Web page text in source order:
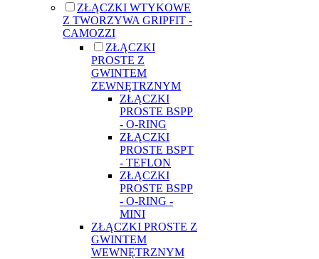
ZŁĄCZKI WTYKOWE
Z TWORZYWA GRIPFIT -
CAMOZZI
ZŁĄCZKI
PROSTE Z
GWINTEM
ZEWNĘTRZNYM
ZŁĄCZKI
PROSTE BSPP
- O-RING
ZŁĄCZKI
PROSTE BSPT
- TEFLON
ZŁĄCZKI
PROSTE BSPP
- O-RING -
MINI
ZŁĄCZKI PROSTE Z
GWINTEM
WEWNĘTRZNYM